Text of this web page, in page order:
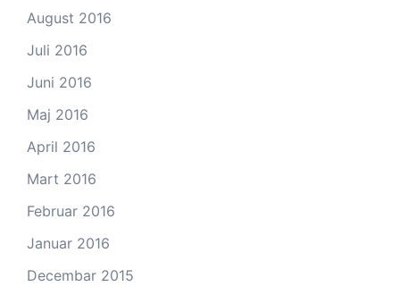
August 2016
Juli 2016
Juni 2016
Maj 2016
April 2016
Mart 2016
Februar 2016
Januar 2016
Decembar 2015